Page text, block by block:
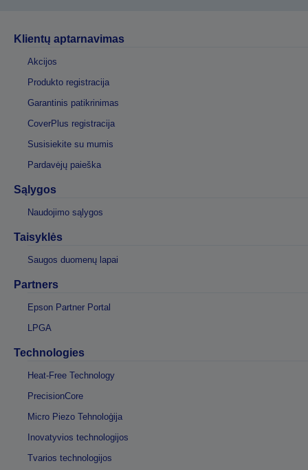
Klientų aptarnavimas
Akcijos
Produkto registracija
Garantinis patikrinimas
CoverPlus registracija
Susisiekite su mumis
Pardavėjų paieška
Sąlygos
Naudojimo sąlygos
Taisyklės
Saugos duomenų lapai
Partners
Epson Partner Portal
LPGA
Technologies
Heat-Free Technology
PrecisionCore
Micro Piezo Tehnoloģija
Inovatyvios technologijos
Tvarios technologijos